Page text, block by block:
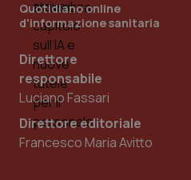
Quotidiano online
d'informazione sanitaria
Direttore
responsabile
Luciano Fassari
Direttore editoriale
Francesco Maria Avitto